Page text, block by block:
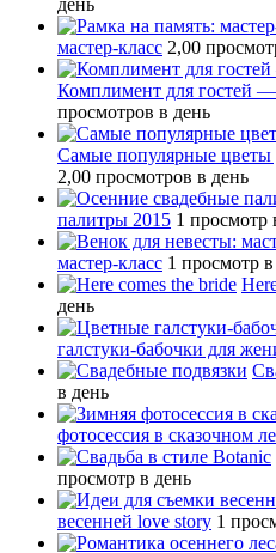
день
мастер-класс 2,00
Комплимент для гостей —
просмотров в день
Самые популярные цветы
2,00 просмотров в день
палитры 2015 1 просмотр
мастер-класс 1 просмотр
день
галстуки-бабочки для
в день
фотосессия в сказочном
просмотр в день
весенней love story 1